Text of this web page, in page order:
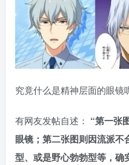
究竟什么是精神层面的眼镜
有网友发帖自述： “第一张
眼镜；第二张图则因流派不
型、或是野心勃勃型等，确